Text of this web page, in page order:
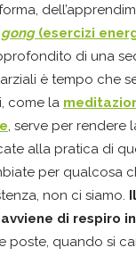
(esercizi
di una
è tempo che
come la
, serve per rendere
alla pratica di
per qualcosa
non ci siamo.
di respiro
poste, quando si